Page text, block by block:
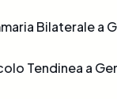
Bilaterale a
Tendinea a